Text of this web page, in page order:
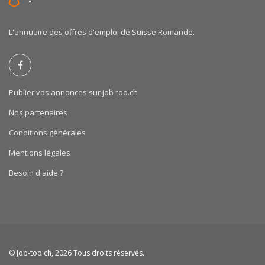
L'annuaire des offres d'emploi de Suisse Romande.
Publier vos annonces sur job-too.ch
Nos partenaires
Conditions générales
Mentions légales
Besoin d'aide ?
© Job-too.ch, 2026 Tous droits réservés.